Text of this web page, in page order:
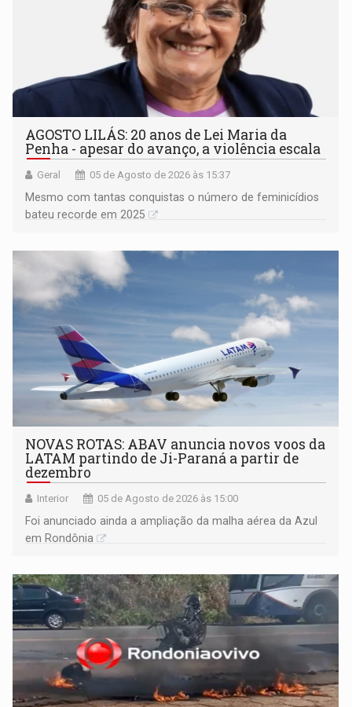
AGOSTO LILÁS: 20 anos de Lei Maria da
Penha - apesar do avanço, a violência escala
Geral 05 de Agosto de 2026 às 15:37
Mesmo com tantas conquistas o número de feminicídios
bateu recorde em 2025
NOVAS ROTAS: ABAV anuncia novos voos da
LATAM partindo de Ji-Paraná a partir de
dezembro
Interior 05 de Agosto de 2026 às 15:00
Foi anunciado ainda a ampliação da malha aérea da Azul
em Rondônia